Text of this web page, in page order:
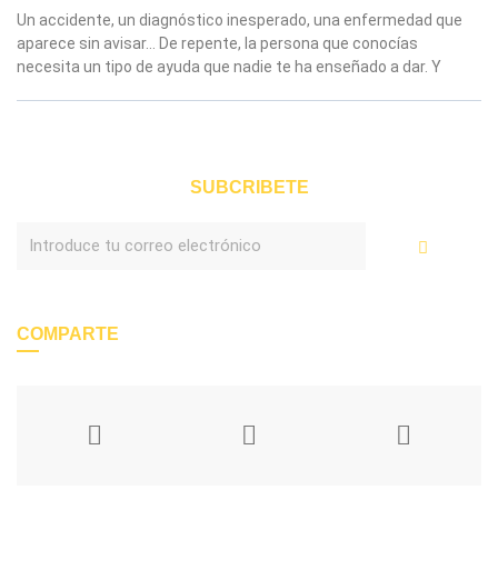
Un accidente, un diagnóstico inesperado, una enfermedad que
aparece sin avisar… De repente, la persona que conocías
necesita un tipo de ayuda que nadie te ha enseñado a dar. Y
SUBCRIBETE
COMPARTE